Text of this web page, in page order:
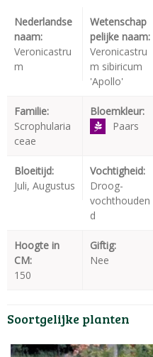
Nederlandse
naam:
Veronicastru
m
Wetenschap
pelijke naam:
Veronicastru
m sibiricum
'Apollo'
Familie:
Scrophularia
ceae
Bloemkleur:
Paars
Bloeitijd:
Juli, Augustus
Vochtigheid:
Droog-
vochthouden
d
Hoogte in
CM:
150
Giftig:
Nee
Soortgelijke planten